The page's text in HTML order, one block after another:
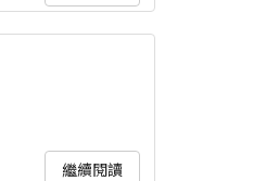
繼續閱讀